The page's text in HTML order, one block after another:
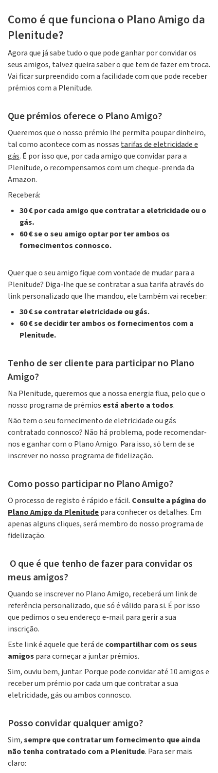
Como é que funciona o Plano Amigo da
Plenitude?
Agora que já sabe tudo o que pode ganhar por convidar os
seus amigos, talvez queira saber o que tem de fazer em troca.
Vai ficar surpreendido com a facilidade com que pode receber
prémios com a Plenitude.
Que prémios oferece o Plano Amigo?
Queremos que o nosso prémio lhe permita poupar dinheiro,
tal como acontece com as nossas tarifas de eletricidade e
gás. É por isso que, por cada amigo que convidar para a
Plenitude, o recompensamos com um cheque-prenda da
Amazon.
Receberá:
30 € por cada amigo que contratar a eletricidade ou o
gás.
60 € se o seu amigo optar por ter ambos os
fornecimentos connosco.
Quer que o seu amigo fique com vontade de mudar para a
Plenitude? Diga-lhe que se contratar a sua tarifa através do
link personalizado que lhe mandou, ele também vai receber:
30 € se contratar eletricidade ou gás.
60 € se decidir ter ambos os fornecimentos com a
Plenitude.
Tenho de ser cliente para participar no Plano
Amigo?
Na Plenitude, queremos que a nossa energia flua, pelo que o
nosso programa de prémios está aberto a todos.
Não tem o seu fornecimento de eletricidade ou gás
contratado connosco? Não há problema, pode recomendar-
nos e ganhar com o Plano Amigo. Para isso, só tem de se
inscrever no nosso programa de fidelização.
Como posso participar no Plano Amigo?
O processo de registo é rápido e fácil. Consulte a página do
Plano Amigo da Plenitudepara conhecer os detalhes. Em
apenas alguns cliques, será membro do nosso programa de
fidelização.
O que é que tenho de fazer para convidar os
meus amigos?
Quando se inscrever no Plano Amigo, receberá um link de
referência personalizado, que só é válido para si. É por isso
que pedimos o seu endereço e-mail para gerir a sua
inscrição.
Este link é aquele que terá de compartilhar com os seus
amigos para começar a juntar prémios.
Sim, ouviu bem, juntar. Porque pode convidar até 10 amigos e
receber um prémio por cada um que contratar a sua
eletricidade, gás ou ambos connosco.
Posso convidar qualquer amigo?
Sim,sempre que contratar um fornecimento que ainda
não tenha contratado com a Plenitude. Para ser mais
claro: